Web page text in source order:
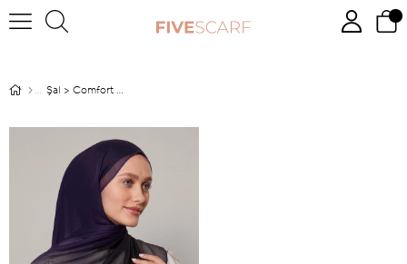
Şal > Comfort Şal >